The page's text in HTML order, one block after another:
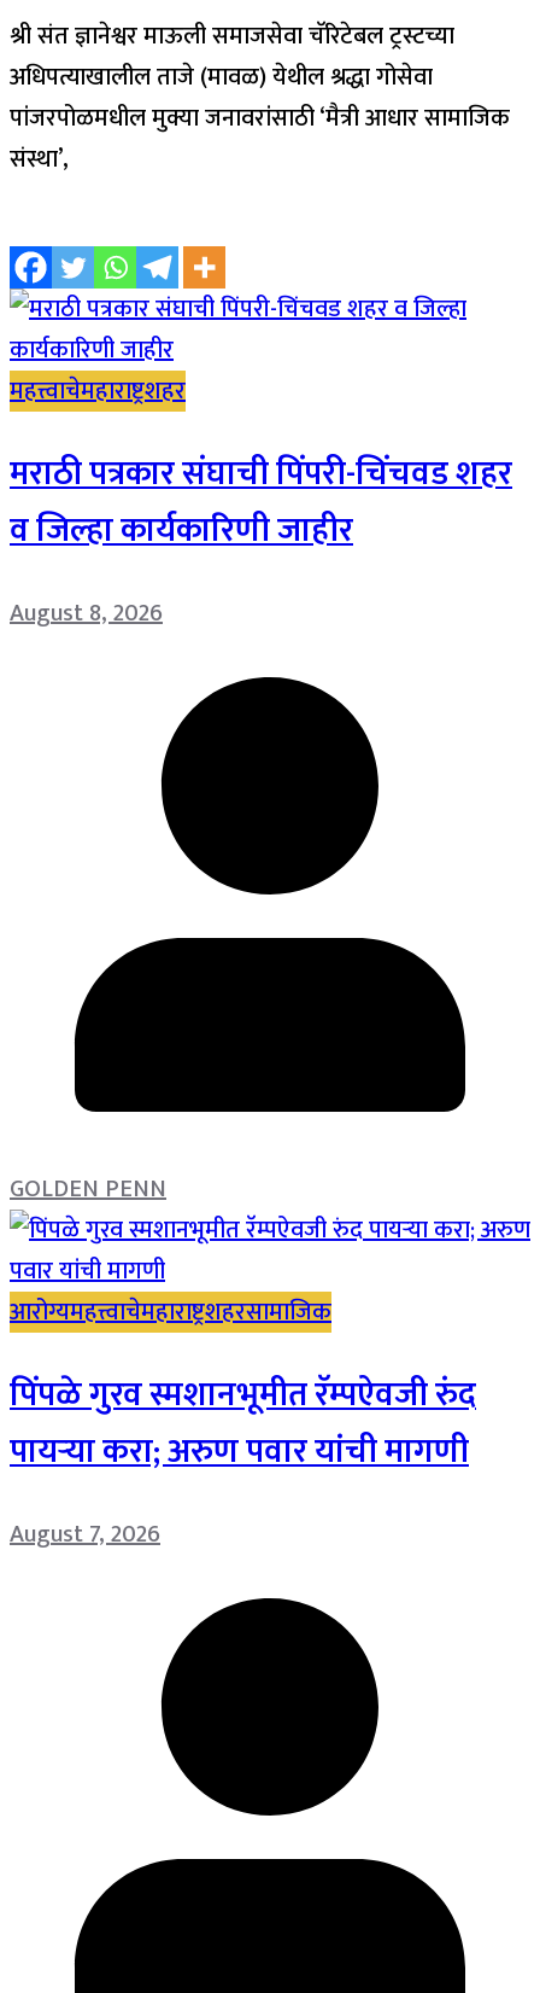
श्री संत ज्ञानेश्वर माऊली समाजसेवा चॅरिटेबल ट्रस्टच्या
अधिपत्याखालील ताजे (मावळ) येथील श्रद्धा गोसेवा
पांजरपोळमधील मुक्या जनावरांसाठी ‘मैत्री आधार सामाजिक
संस्था’,
महत्त्वाचेमहाराष्ट्रशहर
मराठी पत्रकार संघाची पिंपरी-चिंचवड शहर
व जिल्हा कार्यकारिणी जाहीर
August 8, 2026
GOLDEN PENN
आरोग्यमहत्त्वाचेमहाराष्ट्रशहरसामाजिक
पिंपळे गुरव स्मशानभूमीत रॅम्पऐवजी रुंद
पायऱ्या करा; अरुण पवार यांची मागणी
August 7, 2026